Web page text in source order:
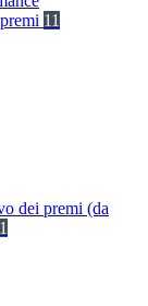
11
dei premi (da